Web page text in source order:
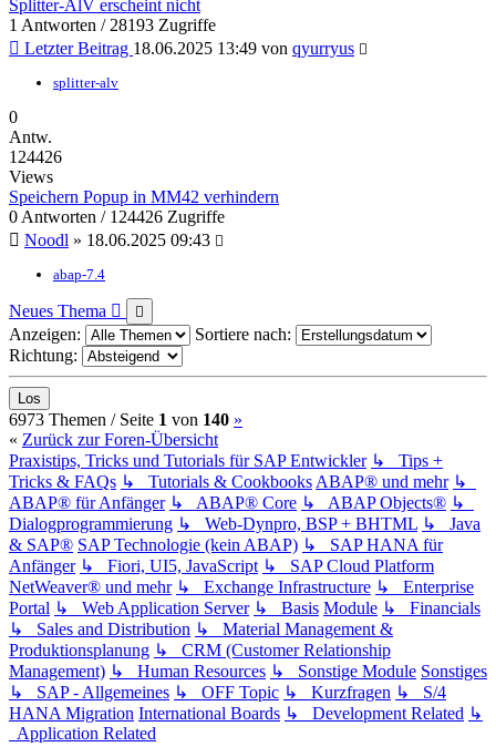
Splitter-AlV erscheint nicht
1 Antworten / 28193 Zugriffe
Letzter Beitrag 18.06.2025 13:49 von qyurryus
splitter-alv
0
Antw.
124426
Views
Speichern Popup in MM42 verhindern
0 Antworten / 124426 Zugriffe
Noodl » 18.06.2025 09:43
abap-7.4
Neues Thema
Anzeigen:
Sortiere nach:
Richtung:
6973 Themen / Seite 1 von 140 (current)
»
« Zurück zur Foren-Übersicht
Praxistips, Tricks und Tutorials für SAP Entwickler ↳ Tips +
Tricks & FAQs ↳ Tutorials & Cookbooks ABAP® und mehr ↳
ABAP® für Anfänger ↳ ABAP® Core ↳ ABAP Objects® ↳
Dialogprogrammierung ↳ Web-Dynpro, BSP + BHTML ↳ Java
& SAP® SAP Technologie (kein ABAP) ↳ SAP HANA für
Anfänger ↳ Fiori, UI5, JavaScript ↳ SAP Cloud Platform
NetWeaver® und mehr ↳ Exchange Infrastructure ↳ Enterprise
Portal ↳ Web Application Server ↳ Basis Module ↳ Financials
↳ Sales and Distribution ↳ Material Management &
Produktionsplanung ↳ CRM (Customer Relationship
Management) ↳ Human Resources ↳ Sonstige Module Sonstiges
↳ SAP - Allgemeines ↳ OFF Topic ↳ Kurzfragen ↳ S/4
HANA Migration International Boards ↳ Development Related ↳
Application Related